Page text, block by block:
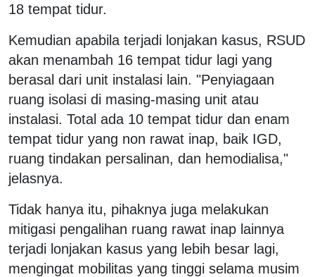
18 tempat tidur.
Kemudian apabila terjadi lonjakan kasus, RSUD
akan menambah 16 tempat tidur lagi yang
berasal dari unit instalasi lain. "Penyiagaan
ruang isolasi di masing-masing unit atau
instalasi. Total ada 10 tempat tidur dan enam
tempat tidur yang non rawat inap, baik IGD,
ruang tindakan persalinan, dan hemodialisa,"
jelasnya.
Tidak hanya itu, pihaknya juga melakukan
mitigasi pengalihan ruang rawat inap lainnya
terjadi lonjakan kasus yang lebih besar lagi,
mengingat mobilitas yang tinggi selama musim